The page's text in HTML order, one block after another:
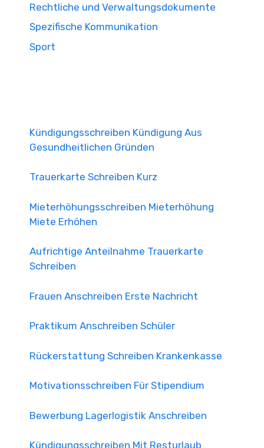
Rechtliche und Verwaltungsdokumente
Spezifische Kommunikation
Sport
Kündigungsschreiben Kündigung Aus
Gesundheitlichen Gründen
Trauerkarte Schreiben Kurz
Mieterhöhungsschreiben Mieterhöhung
Miete Erhöhen
Aufrichtige Anteilnahme Trauerkarte
Schreiben
Frauen Anschreiben Erste Nachricht
Praktikum Anschreiben Schüler
Rückerstattung Schreiben Krankenkasse
Motivationsschreiben Für Stipendium
Bewerbung Lagerlogistik Anschreiben
Kündigungsschreiben Mit Resturlaub